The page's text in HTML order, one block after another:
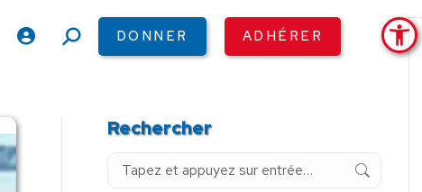
RechercheDONNER ADHÉRER
Rechercher
Recherche